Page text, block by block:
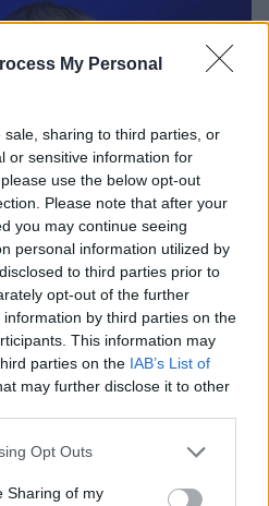
My Personal
sharing to third parties, or
or sensitive information for
use the below opt-out
Please note that after your
you may continue seeing
personal information utilized by
to third parties prior to
opt-out of the further
by third parties on the
This information may
parties on the IAB’s List of
may further disclose it to other
app uses one or more Google
behaviour. You may click to
Opt Outs
Sharing of myαπό νέα ενεργειακή